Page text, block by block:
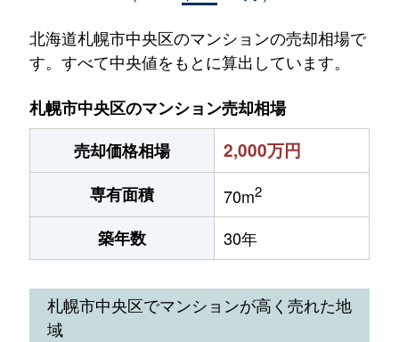
北海道札幌市中央区のマンションの売却相場で
す。すべて中央値をもとに算出しています。
札幌市中央区のマンション売却相場
売却価格相場
2,000万円
専有面積 70m2
築年数 30年
札幌市中央区でマンションが高く売れた地
域